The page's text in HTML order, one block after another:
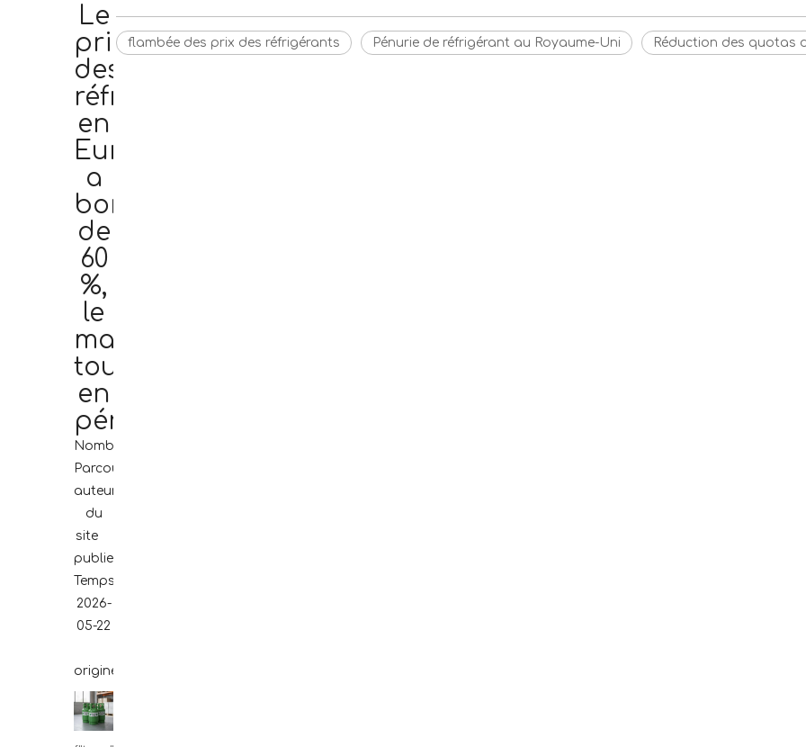
Le
prix
des
réfrigérants
en
Europe
a
bondi
de
60
%,
le
marché
toujours
en
pénurie
Nombre
Parcourir:
auteur:Éditeur
du
site
publier
Temps:
2026-
05-22
origine:
flambée des prix des réfrigérants Pénurie de réfrigérant au Royaume-Uni Réduction des quotas